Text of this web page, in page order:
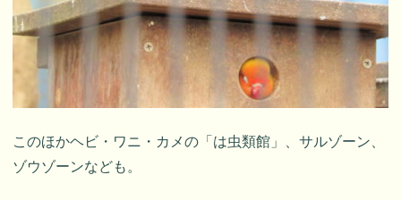
このほかヘビ・ワニ・カメの「は虫類館」、サルゾーン、
ゾウゾーンなども。